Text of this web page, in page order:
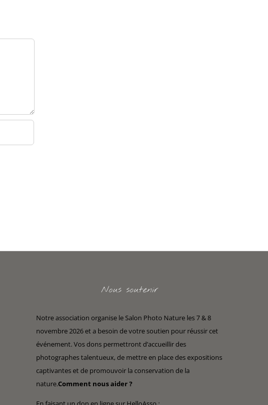
Nous soutenir
Notre association organise le Salon Photo Nature les 7 & 8
novembre 2026 et a besoin de votre soutien pour réussir cet
événement. Vos dons permettront d’accueillir des
photographes talentueux, de mettre en place des expositions
captivantes et de promouvoir la conservation de la
nature.Comment nous aider ?